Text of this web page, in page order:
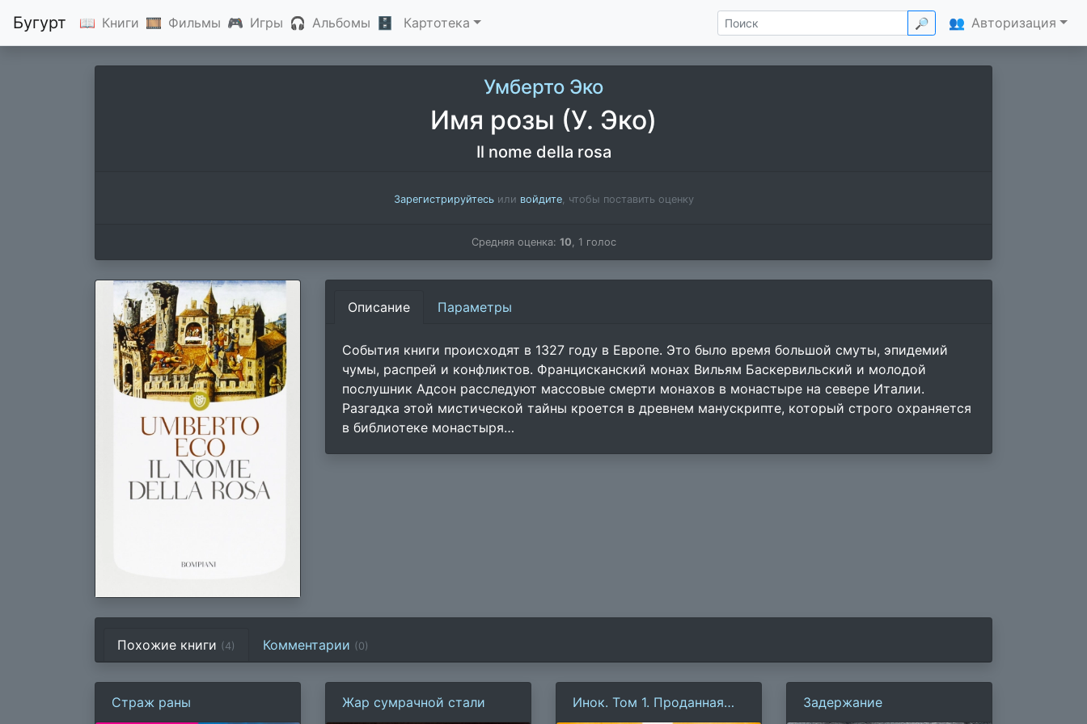
Бугурт 📖 Книги 🎞 Фильмы 🎮 Игры 🎧 Альбомы 🗄 Картотека 🔎 👥 Авторизация
Умберто Эко
Имя розы (У. Эко)
Il nome della rosa
Зарегистрируйтесьили войдите, чтобы поставить оценку
Средняя оценка: 10, 1 голос
Описание Параметры
События книги происходят в 1327 году в Европе. Это было время большой смуты, эпидемий
чумы, распрей и конфликтов. Францисканский монах Вильям Баскервильский и молодой
послушник Адсон расследуют массовые смерти монахов в монастыре на севере Италии.
Разгадка этой мистической тайны кроется в древнем манускрипте, который строго охраняется
в библиотеке монастыря…
Похожие книги (4) Комментарии (0)
Страж раны Жар сумрачной стали
Инок. Том 1. Проданная
Задержание